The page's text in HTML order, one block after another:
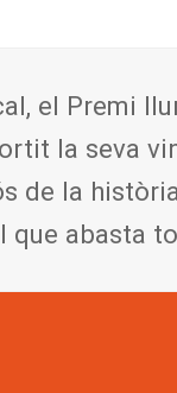
el Premi
la seva
de la
abasta